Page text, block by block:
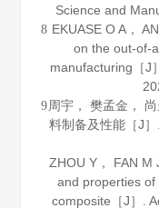
Science and
8 EKUASE O A，
on the out-of-
manufacturing［J
9 周宇， 樊孟金，
料制备及性能［J
ZHOU Y， FAN M
and properties
composite［J］.